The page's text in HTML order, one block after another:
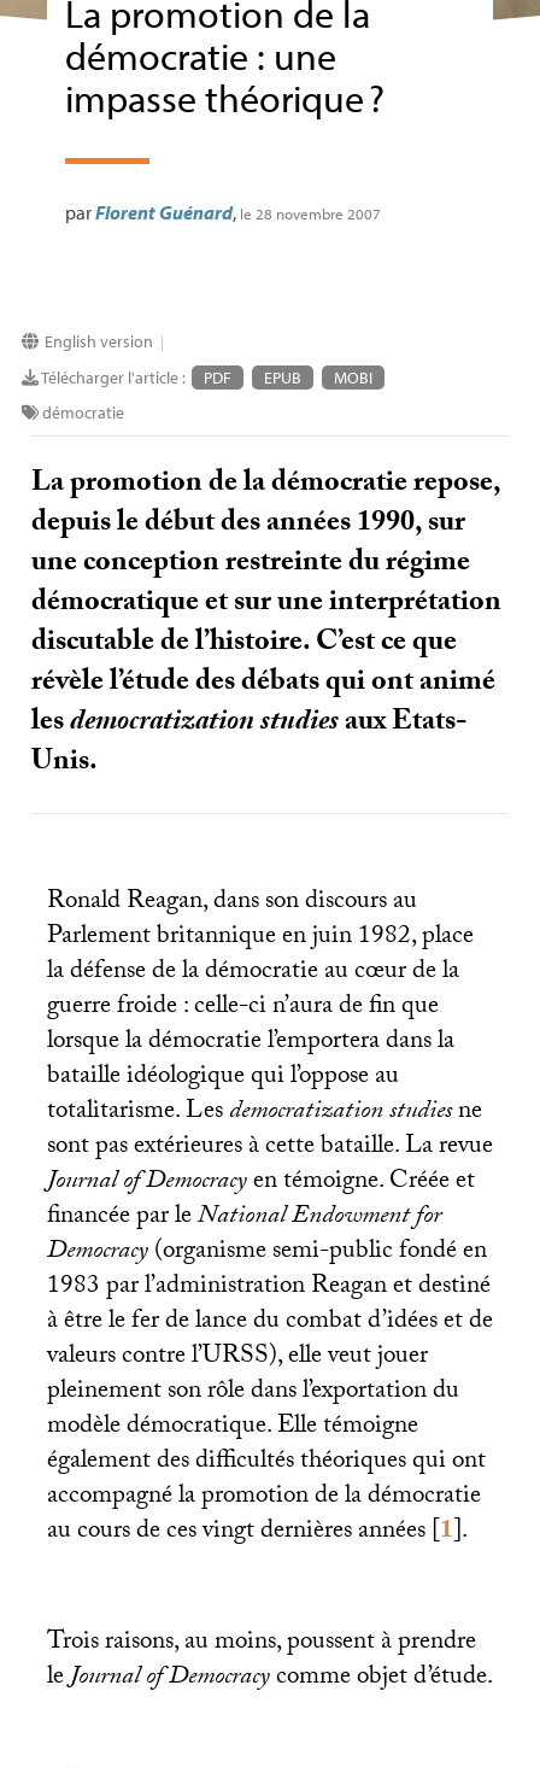
La promotion de la
démocratie : une
impasse théorique?
parFlorent Guénard, le 28 novembre 2007
English version |
Télécharger l'article : PDF EPUB
MOBI
démocratie
La promotion de la démocratie repose,
depuis le début des années 1990, sur
une conception restreinte du régime
démocratique et sur une interprétation
discutable de l’histoire. C’est ce que
révèle l’étude des débats qui ont animé
lesdemocratization studiesaux Etats-
Unis.
Ronald Reagan, dans son discours au
Parlement britannique en juin 1982, place
la défense de la démocratie au cœur de la
guerre froide : celle-ci n’aura de fin que
lorsque la démocratie l’emportera dans la
bataille idéologique qui l’oppose au
totalitarisme. Lesdemocratization studiesne
sont pas extérieures à cette bataille. La revue
Journal of Democracyen témoigne. Créée et
financée par leNational Endowment for
Democracy(organisme semi-public fondé en
1983 par l’administration Reagan et destiné
à être le fer de lance du combat d’idées et de
valeurs contre l’URSS), elle veut jouer
pleinement son rôle dans l’exportation du
modèle démocratique. Elle témoigne
également des difficultés théoriques qui ont
accompagné la promotion de la démocratie
au cours de ces vingt dernières années[1].
Trois raisons, au moins, poussent à prendre
leJournal of Democracycomme objet d’étude.